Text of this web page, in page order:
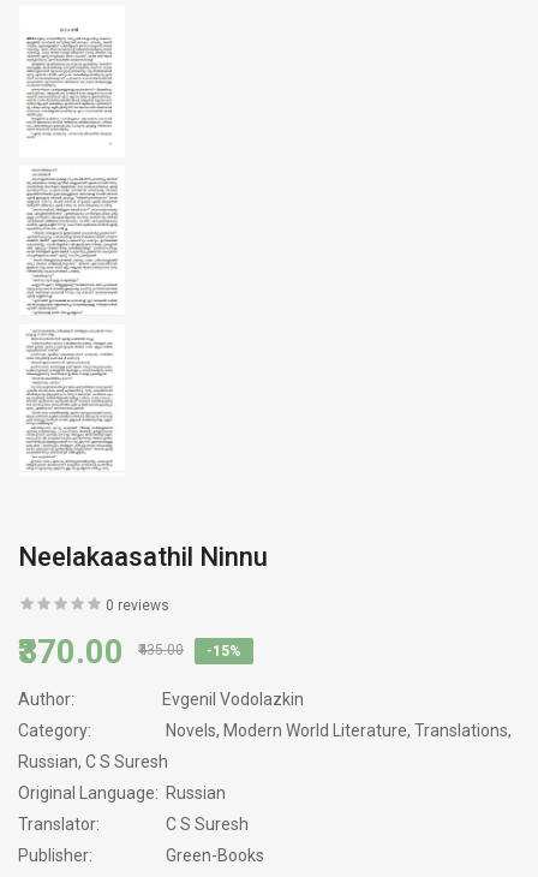
Neelakaasathil Ninnu
0 reviews
₹370.00 ₹435.00 -15%
Author:
Evgenil Vodolazkin
Category:
Novels, Modern World Literature, Translations,
Russian, C S Suresh
Original Language: Russian
Translator:
C S Suresh
Publisher:
Green-Books